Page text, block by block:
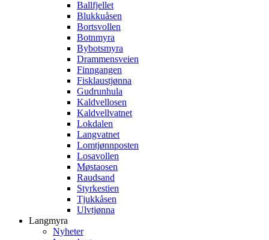
Ballfjellet
Blukkuåsen
Bortsvollen
Botnmyra
Bybotsmyra
Drammensveien
Finngangen
Fisklaustjønna
Gudrunhula
Kaldvellosen
Kaldvellvatnet
Lokdalen
Langvatnet
Lomtjønnposten
Losavollen
Møstaosen
Raudsand
Styrkestien
Tjukkåsen
Ulvtjønna
Langmyra
Nyheter